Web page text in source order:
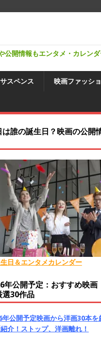
開情報もエンタメ・カレンダ
サスペンス 映画ファッシ
は誰の誕生日？映画の公開
日＆エンタメカレンダー
年公開予定：おすすめ映画
選30作品
年公開予定映画から洋画30本を
介！ストップ、洋画離れ！